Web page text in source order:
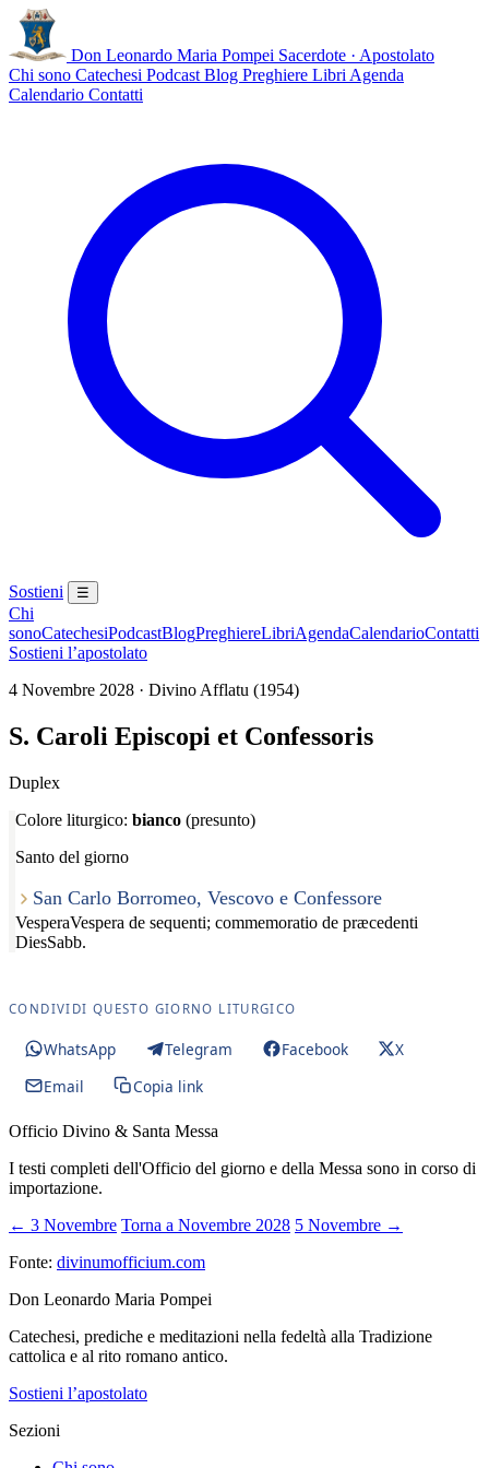
Don Leonardo Maria Pompei Sacerdote · Apostolato
Chi sono Catechesi Podcast Blog Preghiere Libri Agenda
Calendario Contatti
Sostieni ☰
Chi
sonoCatechesiPodcastBlogPreghiereLibriAgendaCalendarioContatti
Sostieni l’apostolato
4 Novembre 2028 · Divino Afflatu (1954)
S. Caroli Episcopi et Confessoris
Duplex
Colore liturgico: bianco (presunto)
Santo del giorno
San Carlo Borromeo, Vescovo e Confessore
VesperaVespera de sequenti; commemoratio de præcedenti
DiesSabb.
CONDIVIDI QUESTO GIORNO LITURGICO
WhatsApp Telegram Facebook
X
Email
Copia link
Officio Divino & Santa Messa
I testi completi dell'Officio del giorno e della Messa sono in corso di
importazione.
← 3 Novembre Torna a Novembre 2028 5 Novembre →
Fonte: divinumofficium.com
Don Leonardo Maria Pompei
Catechesi, prediche e meditazioni nella fedeltà alla Tradizione
cattolica e al rito romano antico.
Sostieni l’apostolato
Sezioni